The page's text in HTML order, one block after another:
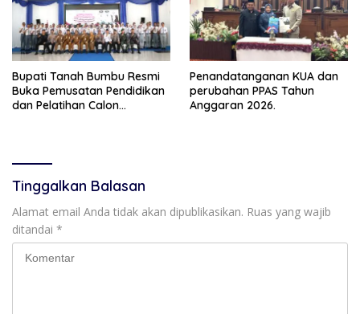
Bupati Tanah Bumbu Resmi
Buka Pemusatan Pendidikan
dan Pelatihan Calon
Penandatanganan KUA dan
perubahan PPAS Tahun
Anggaran 2026.
Tinggalkan Balasan
Alamat email Anda tidak akan dipublikasikan. Ruas yang wajib
ditandai *